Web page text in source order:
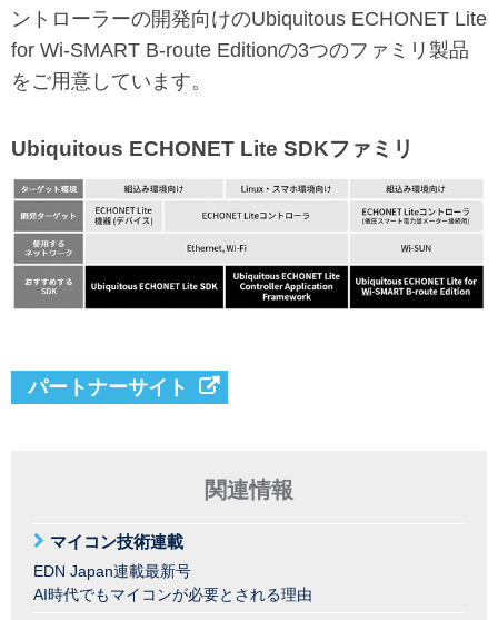
ントローラーの開発向けのUbiquitous ECHONET Lite
for Wi-SMART B-route Editionの3つのファミリ製品
をご用意しています。
Ubiquitous ECHONET Lite SDKファミリ
パートナーサイト
関連情報
マイコン技術連載
EDN Japan連載最新号
AI時代でもマイコンが必要とされる理由